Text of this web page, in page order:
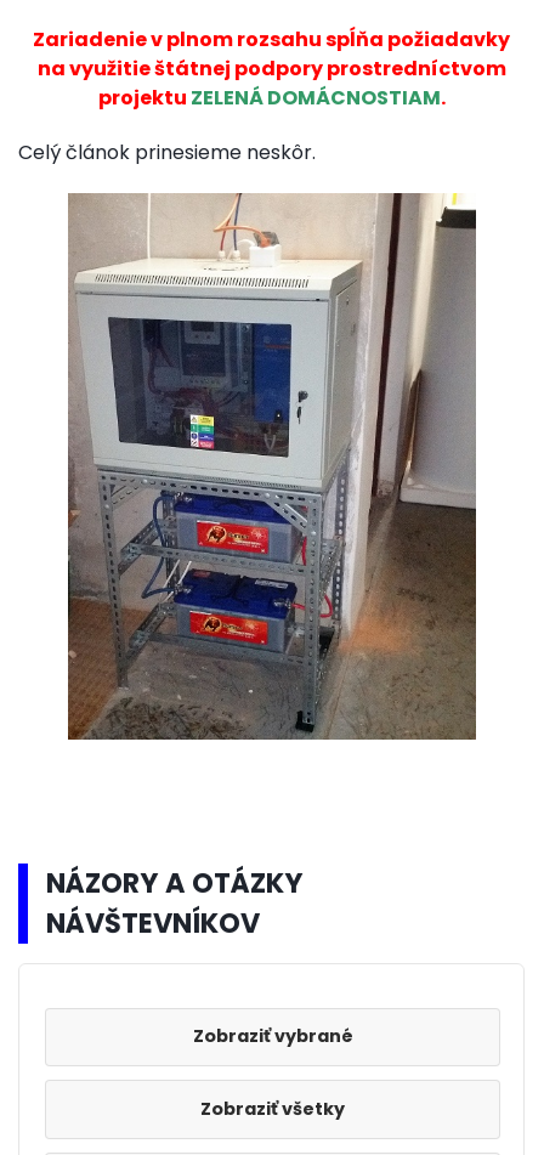
Zariadenie v plnom rozsahu spĺňa požiadavky
na využitie štátnej podpory prostredníctvom
projektu ZELENÁ DOMÁCNOSTIAM.
Celý článok prinesieme neskôr.
NÁZORY A OTÁZKY
NÁVŠTEVNÍKOV
Zobraziť všetky